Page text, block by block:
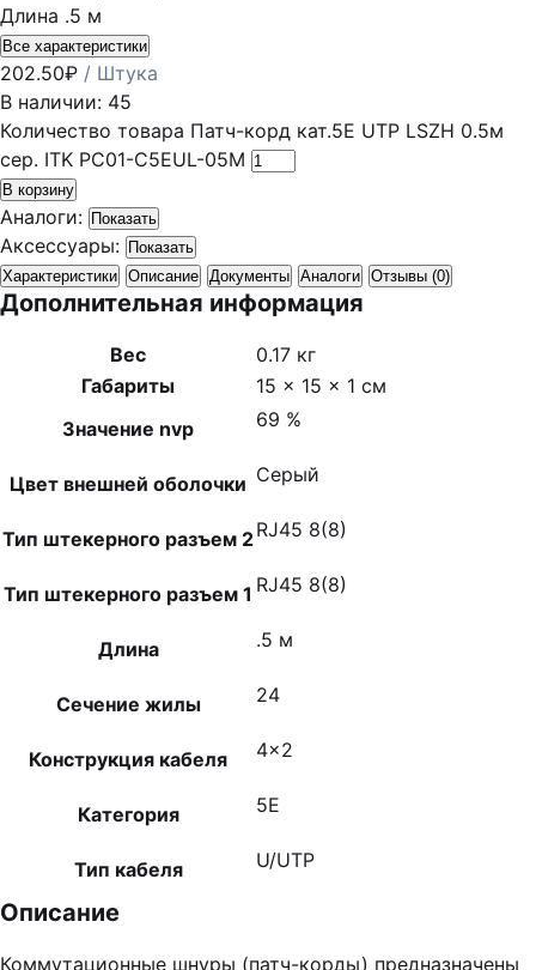
Длина .5 м
Все характеристики
202.50₽ / Штука
В наличии: 45
Количество товара Патч-корд кат.5E UTP LSZH 0.5м
сер. ITK PC01-C5EUL-05M
В корзину
Аналоги: Показать
Аксессуары: Показать
Характеристики Описание Документы Аналоги Отзывы (0)
Дополнительная информация
Вес
0.17 кг
Габариты
15 × 15 × 1 см
Значение nvp
69 %
Цвет внешней оболочки Серый
Тип штекерного разъем 2RJ45 8(8)
Тип штекерного разъем 1 RJ45 8(8)
Длина .5 м
Сечение жилы 24
Конструкция кабеля 4×2
Категория 5E
Тип кабеля U/UTP
Описание
Коммутационные шнуры (патч-корды) предназначены